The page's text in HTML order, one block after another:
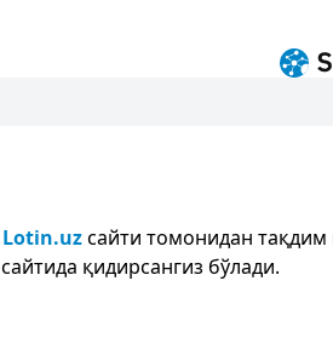
Lotin.uzсайти томонидан тақдим
сайтида қидирсангиз бўлади.